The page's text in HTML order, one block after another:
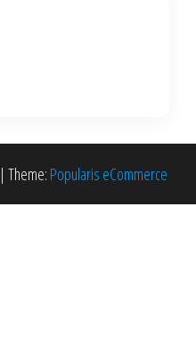
| Theme: Popularis eCommerce